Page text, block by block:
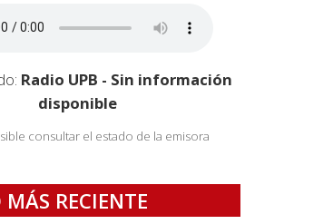
Radio UPB - Sin información
disponible
consultar el estado de la emisora
MÁS RECIENTE